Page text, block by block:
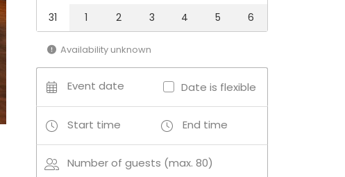
31
1 2 3 4 5 6
Availability unknown
Event date Date is flexible
Start time End time
Number of guests (max. 80)